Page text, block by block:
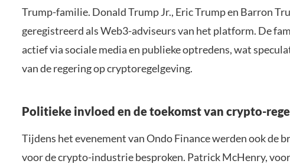
Trump-familie. Donald Trump Jr., Eric Trump en Barron
geregistreerd als Web3-adviseurs van het platform. De
actief via sociale media en publieke optredens, wat
van de regering op cryptoregelgeving.
Politieke invloed en de toekomst van crypto-
Tijdens het evenement van Ondo Finance werden ook de
voor de crypto-industrie besproken. Patrick McHenry,